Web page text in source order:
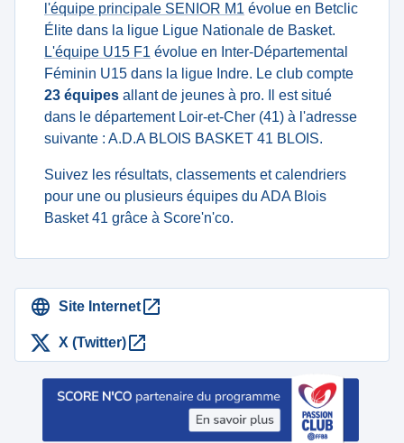
l'équipe principale SENIOR M1 évolue en Betclic
Élite dans la ligue Ligue Nationale de Basket.
L'équipe U15 F1 évolue en Inter-Départemental
Féminin U15 dans la ligue Indre. Le club compte
23 équipes allant de jeunes à pro. Il est situé
dans le département Loir-et-Cher (41) à l'adresse
suivante : A.D.A BLOIS BASKET 41 BLOIS.
Suivez les résultats, classements et calendriers
pour une ou plusieurs équipes du ADA Blois
Basket 41 grâce à Score'n'co.
Site Internet
X (Twitter)